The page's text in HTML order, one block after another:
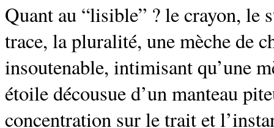
Quant au “lisible” ? le crayon, le
trace, la pluralité, une mèche de
insoutenable, intimisant qu’une
étoile décousue d’un manteau
concentration sur le trait et